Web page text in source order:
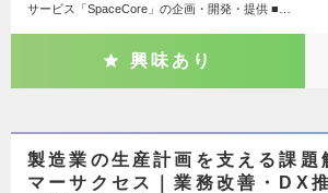
サービス「SpaceCore」の企画・開発・提供 ■…
興味あり
製造業の生産計画を支える課題
マーサクセス｜業務改善・DX